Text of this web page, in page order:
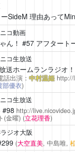
SideM 理由あって
コ動画
ん！ #57 アフタート
コ生放送
送ホームランラジオ！
話出演：中村温姫 http://
部優衣)
コ生放送
#98 http://
(金曜) (立花理香)
ジオ大阪
(大空直美, 中島唯,